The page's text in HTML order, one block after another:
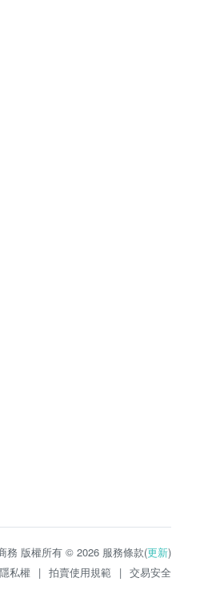
務 版權所有 © 2026 服務條款(更新)
隱私權 | 拍賣使用規範 | 交易安全